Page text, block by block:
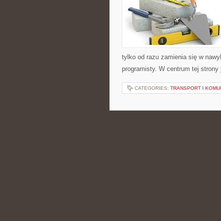
tylko od razu zamienia się w
programisty. W centrum tej
CATEGORIES: TRANSPORT I